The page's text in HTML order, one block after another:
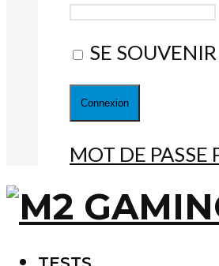
SE
MOT DE PASSE